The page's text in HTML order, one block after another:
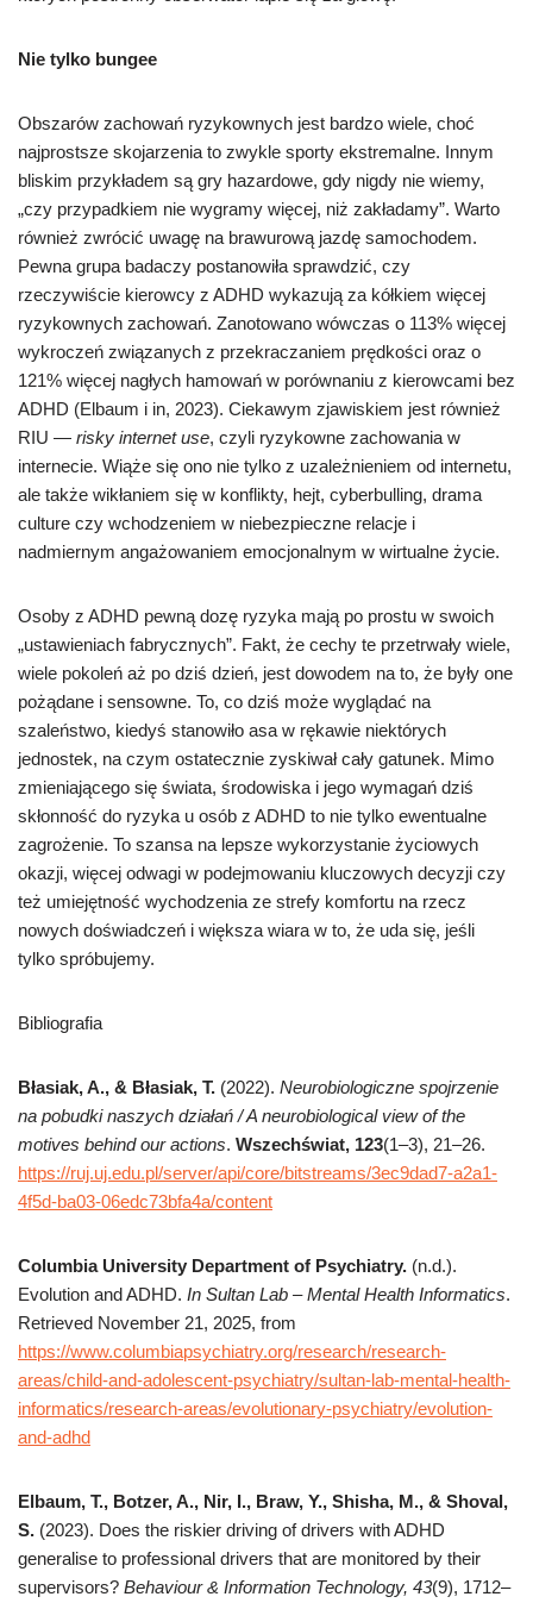
Nie tylko bungee
Obszarów zachowań ryzykownych jest bardzo wiele, choć
najprostsze skojarzenia to zwykle sporty ekstremalne. Innym
bliskim przykładem są gry hazardowe, gdy nigdy nie wiemy,
„czy przypadkiem nie wygramy więcej, niż zakładamy”. Warto
również zwrócić uwagę na brawurową jazdę samochodem.
Pewna grupa badaczy postanowiła sprawdzić, czy
rzeczywiście kierowcy z ADHD wykazują za kółkiem więcej
ryzykownych zachowań. Zanotowano wówczas o 113% więcej
wykroczeń związanych z przekraczaniem prędkości oraz o
121% więcej nagłych hamowań w porównaniu z kierowcami bez
ADHD (Elbaum i in, 2023). Ciekawym zjawiskiem jest również
RIU — risky internet use, czyli ryzykowne zachowania w
internecie. Wiąże się ono nie tylko z uzależnieniem od internetu,
ale także wikłaniem się w konflikty, hejt, cyberbulling, drama
culture czy wchodzeniem w niebezpieczne relacje i
nadmiernym angażowaniem emocjonalnym w wirtualne życie.
Osoby z ADHD pewną dozę ryzyka mają po prostu w swoich
„ustawieniach fabrycznych”. Fakt, że cechy te przetrwały wiele,
wiele pokoleń aż po dziś dzień, jest dowodem na to, że były one
pożądane i sensowne. To, co dziś może wyglądać na
szaleństwo, kiedyś stanowiło asa w rękawie niektórych
jednostek, na czym ostatecznie zyskiwał cały gatunek. Mimo
zmieniającego się świata, środowiska i jego wymagań dziś
skłonność do ryzyka u osób z ADHD to nie tylko ewentualne
zagrożenie. To szansa na lepsze wykorzystanie życiowych
okazji, więcej odwagi w podejmowaniu kluczowych decyzji czy
też umiejętność wychodzenia ze strefy komfortu na rzecz
nowych doświadczeń i większa wiara w to, że uda się, jeśli
tylko spróbujemy.
Bibliografia
Błasiak, A., & Błasiak, T. (2022). Neurobiologiczne spojrzenie
na pobudki naszych działań / A neurobiological view of the
motives behind our actions. Wszechświat, 123(1–3), 21–26.
https://ruj.uj.edu.pl/server/api/core/bitstreams/3ec9dad7-a2a1-
4f5d-ba03-06edc73bfa4a/content
Columbia University Department of Psychiatry. (n.d.).
Evolution and ADHD. In Sultan Lab – Mental Health Informatics.
Retrieved November 21, 2025, from
https://www.columbiapsychiatry.org/research/research-
areas/child-and-adolescent-psychiatry/sultan-lab-mental-health-
informatics/research-areas/evolutionary-psychiatry/evolution-
and-adhd
Elbaum, T., Botzer, A., Nir, I., Braw, Y., Shisha, M., & Shoval,
S. (2023). Does the riskier driving of drivers with ADHD
generalise to professional drivers that are monitored by their
supervisors? Behaviour & Information Technology, 43(9), 1712–